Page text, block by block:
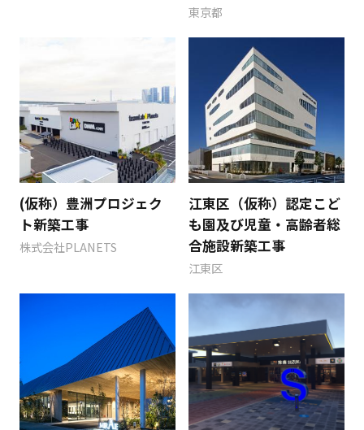
東京都
(仮称）豊洲プロジェク
ト新築工事
株式会社PLANETS
江東区（仮称）認定こど
も園及び児童・高齢者総
合施設新築工事
江東区